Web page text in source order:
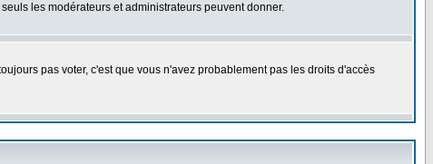
les modérateurs et administrateurs peuvent donner.
pas voter, c'est que vous n'avez probablement pas les droits d'accès